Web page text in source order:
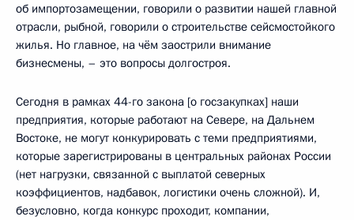
об импортозамещении, говорили о развитии нашей главной
отрасли, рыбной, говорили о строительстве сейсмостойкого
жилья. Но главное, на чём заострили внимание
бизнесмены, – это вопросы долгостроя.
Сегодня в рамках 44-го закона [о госзакупках] наши
предприятия, которые работают на Севере, на Дальнем
Востоке, не могут конкурировать с теми предприятиями,
которые зарегистрированы в центральных районах России
(нет нагрузки, связанной с выплатой северных
коэффициентов, надбавок, логистики очень сложной). И,
безусловно, когда конкурс проходит, компании,